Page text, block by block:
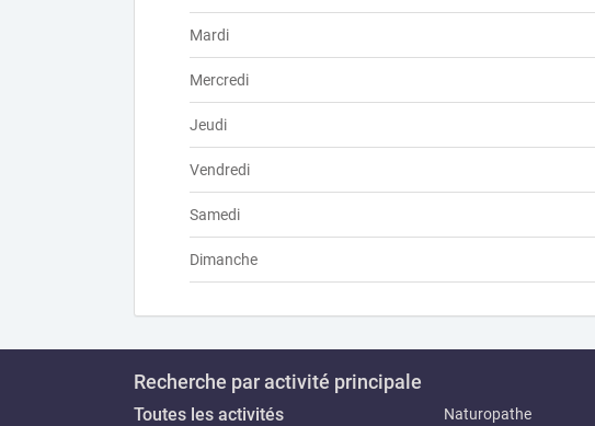
Mardi
Mercredi
Jeudi
Vendredi
Samedi
Dimanche
Recherche par activité principale
Toutes les activités
Naturopathe